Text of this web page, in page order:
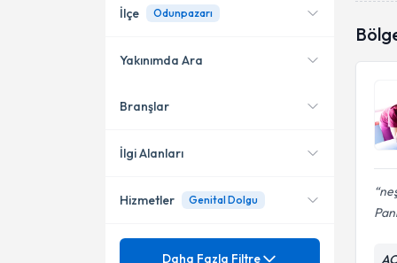
İlçe Odunpazarı
Odunpazarı
Tepebaşı
Yakınımda Ara
Konumuma yakın uzmanları
Branşlar
Kadın Hastalıkları ve Doğum
İlgi Alanları
Adenomyozis
Hizmetler Genital Dolgu
Mezuniyet
Daha Fazla Filtre